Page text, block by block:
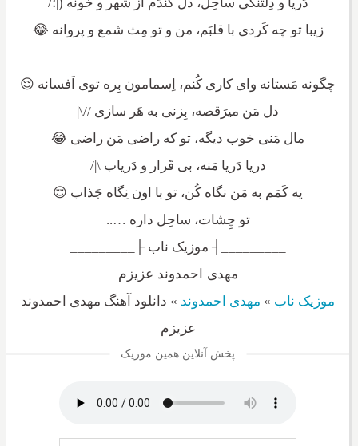
زیبا تو چه کَردی با قلبَم، من و تو مِث شمع و پروانه 😂
چگونه مَستانه وای کاری کُنم، اِسمامون بِره توی اَفسانه 😌
دل مَن میرَقصه، بِزنی به هَر سازی //\|
مال مَنی خوب دیگه، تو که راضی مَن راضی 😂
دریا دَریا مَنه، بی قَرار و دَریاب \|/
یه کَمَم به مَن نگاه کُن، تو با اون نِگاه جَذاب 😌
تو چِشات، ساحِل داره …..
_________┤ موزیک ناب ├_________
مهدی احمدوند عزیزم
موزیک ناب » مهدی احمدوند » دانلود آهنگ مهدی احمدوند
عزیزم
پخش آنلاین همین موزیک